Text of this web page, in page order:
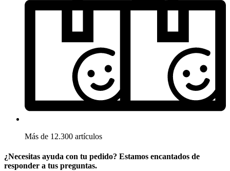
Más de 12.300 artículos
¿Necesitas ayuda con tu pedido? Estamos encantados de
responder a tus preguntas.